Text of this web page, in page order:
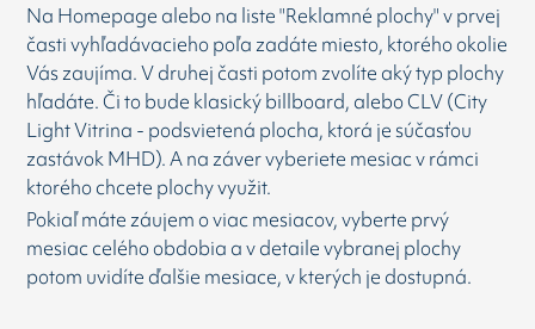
Na Homepage alebo na liste "Reklamné plochy" v prvej
časti vyhľadávacieho poľa zadáte miesto, ktorého okolie
Vás zaujíma. V druhej časti potom zvolíte aký typ plochy
hľadáte. Či to bude klasický billboard, alebo CLV (City
Light Vitrina - podsvietená plocha, ktorá je súčasťou
zastávok MHD). A na záver vyberiete mesiac v rámci
ktorého chcete plochy využit.
Pokiaľ máte záujem o viac mesiacov, vyberte prvý
mesiac celého obdobia a v detaile vybranej plochy
potom uvidíte ďalšie mesiace, v kterých je dostupná.